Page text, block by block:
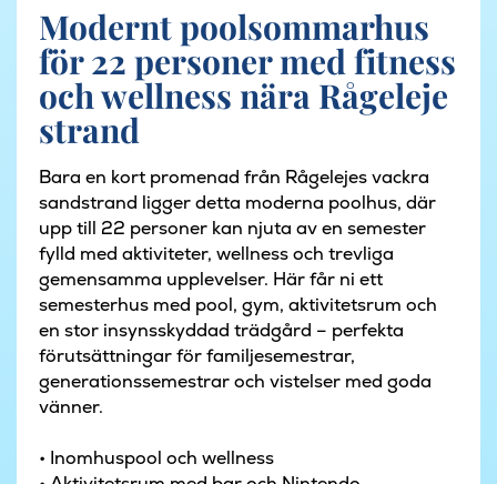
Modernt poolsommarhus
för 22 personer med fitness
och wellness nära Rågeleje
strand
Bara en kort promenad från Rågelejes vackra
sandstrand ligger detta moderna poolhus, där
upp till 22 personer kan njuta av en semester
fylld med aktiviteter, wellness och trevliga
gemensamma upplevelser. Här får ni ett
semesterhus med pool, gym, aktivitetsrum och
en stor insynsskyddad trädgård – perfekta
förutsättningar för familjesemestrar,
generationssemestrar och vistelser med goda
vänner.
• Inomhuspool och wellness